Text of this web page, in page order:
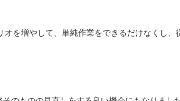
を増やして、単純作業をできるだけなくし、